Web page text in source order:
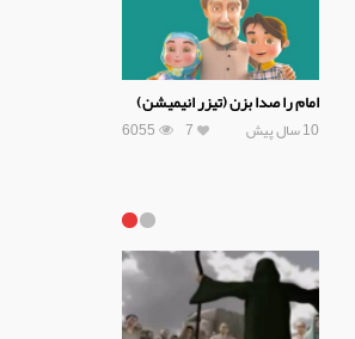
امام را صدا بزن (تیزر انیمیشن)
10 سال پیش 6055 7